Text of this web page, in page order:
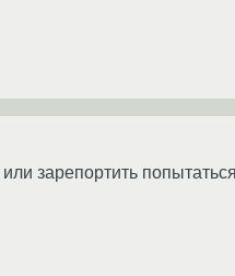
зарепортить